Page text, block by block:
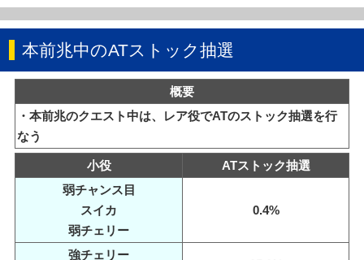
本前兆中のATストック抽選
概要
・本前兆のクエスト中は、レア役でATのストック抽選を行
なう
小役
ATストック抽選
弱チャンス目
スイカ
弱チェリー
0.4%
強チェリー